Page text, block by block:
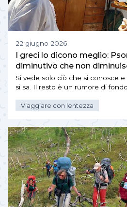
22 giugno 2026
I greci lo dicono meglio:
diminutivo che non
Si vede solo ciò che si conosce
si sa. Il resto è un rumore di
Viaggiare con lentezza